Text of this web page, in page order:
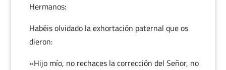
Hermanos:
Habéis olvidado la exhortación paternal que os
dieron:
«Hijo mío, no rechaces la corrección del Señor, no